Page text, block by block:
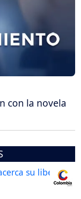
con la novela